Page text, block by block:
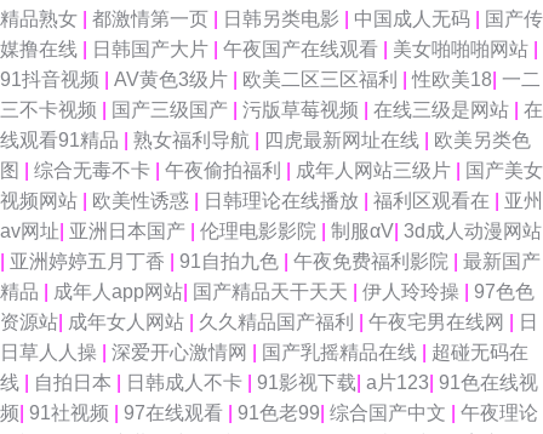
精品熟女
都激情第一页 日韩另类电影 中国成人无码
国产传
媒撸在线
日韩国产大片 午夜国产在线观看 美女啪啪啪网站
91抖音视频
AV黄色3级片 欧美二区三区福利 |性欧美18 一二
三不卡视频
国产三级国产 污版草莓视频 在线三级是网站
在
线观看91精品
熟女福利导航 四虎最新网址在线
欧美另类色
图
综合无毒不卡 午夜偷拍福利 成年人网站三级片
国产美女
视频网站
欧美性诱惑 日韩理论在线播放 福利区观看在
亚州
av网址 亚洲日本国产 伦理电影影院 制服αV 3d成人动漫网站
亚洲婷婷五月丁香 91自拍九色 午夜免费福利影院
最新国产
精品
成年人app网站 国产精品天干天天 伊人玲玲操
97色色
资源站 成年女人网站 久久精品国产福利 午夜宅男在线网
日
日草人人操
深爱开心激情网 国产乳摇精品在线
超碰无码在
线
自拍日本 日韩成人不卡 91影视下载 a片123 91色在线视
频 91社视频 97在线观看 91色老99 综合国产中文
午夜理论